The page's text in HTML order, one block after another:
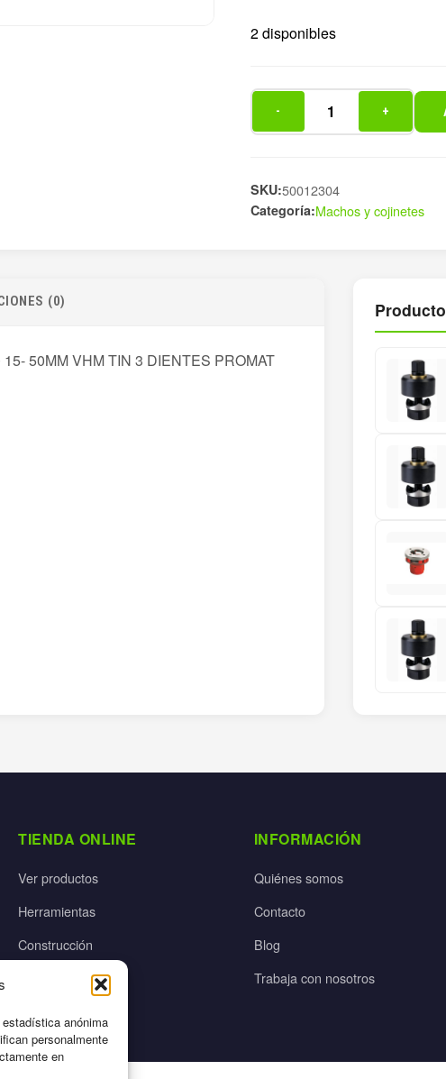
anónima
personalmente
en
2 disponibles
ROSCADOR
15-
50MM
- +
SKU:50012304
Categoría:Machos y cojinetes
(0)
50MM VHM TIN 3 DIENTES PROMAT
TIENDA ONLINE
Ver productos
Herramientas
Construcción
INFORMACIÓN
Quiénes somos
Contacto
Blog
Trabaja con nosotros